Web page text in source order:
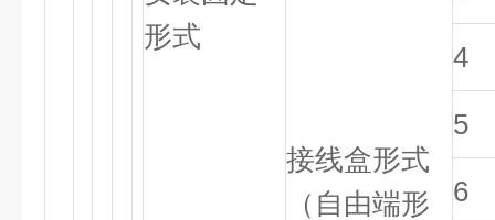
形式
接线盒形式
（自由端形
4
5
6